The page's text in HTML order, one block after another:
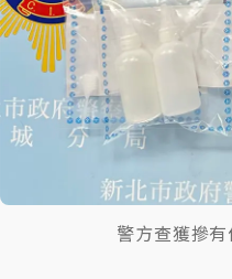
警方查獲摻